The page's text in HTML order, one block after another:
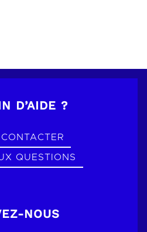
D’AIDE ?
QUESTIONS
NOUS